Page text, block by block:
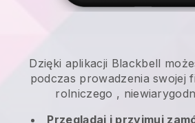
Dzięki aplikacji Blackbell
podczas prowadzenia swojej
rolniczego ,
Przeglądaj i przyjmuj